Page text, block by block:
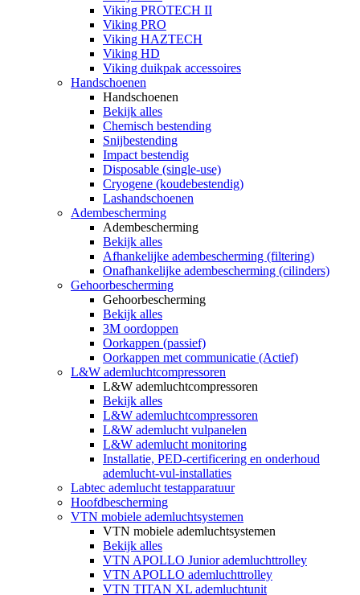
Viking PROTECH II
Viking PRO
Viking HAZTECH
Viking HD
Viking duikpak accessoires
Handschoenen
Handschoenen
Bekijk alles
Chemisch bestending
Snijbestending
Impact bestendig
Disposable (single-use)
Cryogene (koudebestendig)
Lashandschoenen
Adembescherming
Adembescherming
Bekijk alles
Afhankelijke adembescherming (filtering)
Onafhankelijke adembescherming (cilinders)
Gehoorbescherming
Gehoorbescherming
Bekijk alles
3M oordoppen
Oorkappen (passief)
Oorkappen met communicatie (Actief)
L&W ademluchtcompressoren
L&W ademluchtcompressoren
Bekijk alles
L&W ademluchtcompressoren
L&W ademlucht vulpanelen
L&W ademlucht monitoring
Installatie, PED-certificering en onderhoud
ademlucht-vul-installaties
Labtec ademlucht testapparatuur
Hoofdbescherming
VTN mobiele ademluchtsystemen
VTN mobiele ademluchtsystemen
Bekijk alles
VTN APOLLO Junior ademluchttrolley
VTN APOLLO ademluchttrolley
VTN TITAN XL ademluchtunit